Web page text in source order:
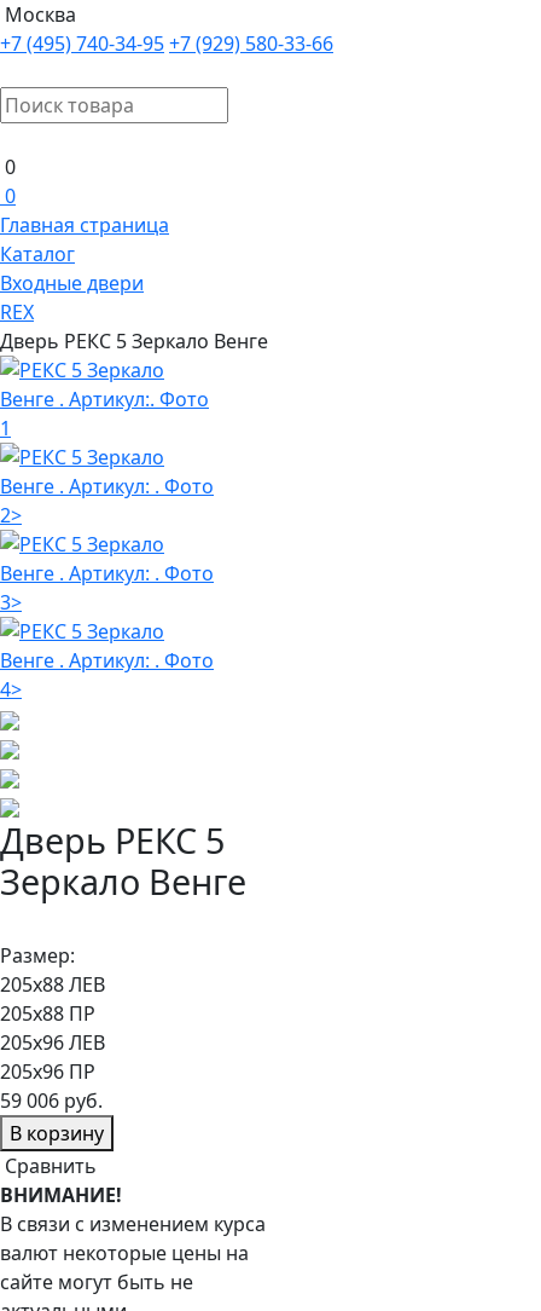
Москва
+7 (495) 740-34-95+7 (929) 580-33-66
0
0
Главная страница
Каталог
Входные двери
REX
Дверь РЕКС 5 Зеркало Венге
Дверь РЕКС 5
Зеркало Венге
Размер:
205х88 ЛЕВ
205х88 ПР
205х96 ЛЕВ
205х96 ПР
59 006 руб.
В корзину
Сравнить
ВНИМАНИЕ!
В связи с изменением курса
валют некоторые цены на
сайте могут быть не